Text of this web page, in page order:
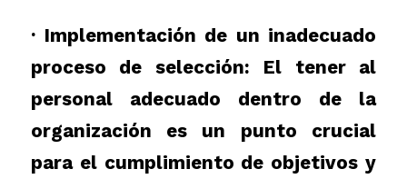
· Implementación de un inadecuado
proceso de selección:
El tener al
personal adecuado dentro de la
organización es un punto crucial
para el cumplimiento de objetivos y